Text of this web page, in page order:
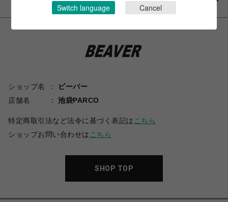
ショップ名
ビーバー
店舗名
池袋PARCO
特定商取引法など法令に基づく表記は こちら
ショップお問い合わせは こちら
SHOP TOP
Switch language Cancel